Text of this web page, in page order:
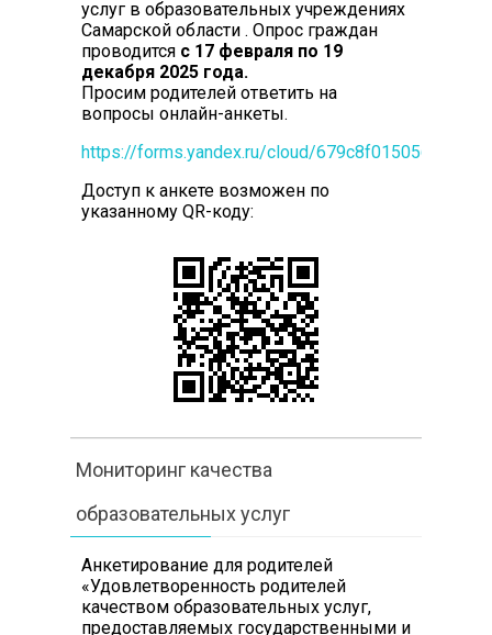
услуг в образовательных учреждениях
Самарской области . Опрос граждан
проводится с 17 февраля по 19
декабря 2025 года.
Просим родителей ответить на
вопросы онлайн-анкеты.
https://forms.yandex.ru/cloud/
Доступ к анкете возможен по
указанному QR-коду:
Мониторинг качества
образовательных услуг
Анкетирование для родителей
«Удовлетворенность родителей
качеством образовательных услуг,
предоставляемых государственными и